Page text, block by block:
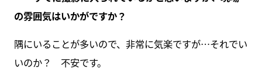
の雰囲気はいかがですか？
隅にいることが多いので、非常に気楽ですが…それでい
いのか？ 不安です。